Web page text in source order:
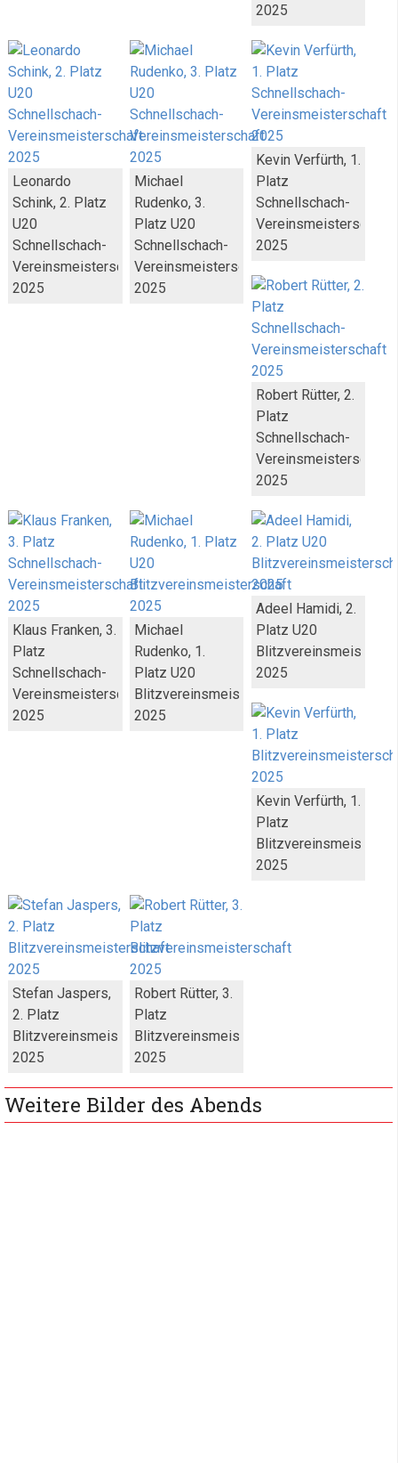
2025
Leonardo
Schink, 2. Platz
U20
Schnellschach-
Vereinsmeisterschaft
2025
Michael
Rudenko, 3.
Platz U20
Schnellschach-
Vereinsmeisterschaft
2025
Kevin Verfürth, 1.
Platz
Schnellschach-
Vereinsmeisterschaft
2025
Robert Rütter, 2.
Platz
Schnellschach-
Vereinsmeisterschaft
2025
Klaus Franken, 3.
Platz
Schnellschach-
Vereinsmeisterschaft
2025
Michael
Rudenko, 1.
Platz U20
Blitzvereinsmeisterschaft
2025
Adeel Hamidi, 2.
Platz U20
2025
Kevin Verfürth, 1.
Platz
2025
Stefan Jaspers,
2. Platz
Blitzvereinsmeisterschaft
2025
Robert Rütter, 3.
Platz
Blitzvereinsmeisterschaft
2025
Weitere Bilder des Abends